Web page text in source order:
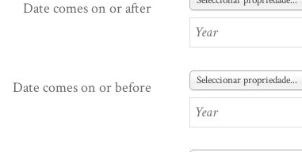
Date comes on or after
Date comes on or before Seleccionar propriedade...